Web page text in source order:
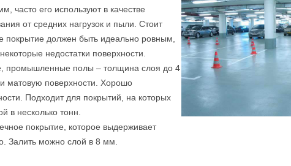
часто его используют в качестве
от средних нагрузок и пыли. Стоит
покрытие должен быть идеально ровным,
недостатки поверхности.
промышленные полы – толщина слоя до 4
матовую поверхности. Хорошо
Подходит для покрытий, на которых
в несколько тонн.
покрытие, которое выдерживает
Залить можно слой в 8 мм.